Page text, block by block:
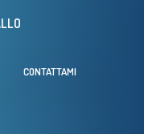
CONTATTAMI